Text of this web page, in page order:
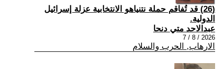
(26) قد تُفاقم حملة نتنياهو الانتخابية عزلة إسرائيل
الدولية.
عبدالاحد متي دنحا
2026 / 8 / 7
الارهاب, الحرب والسلام